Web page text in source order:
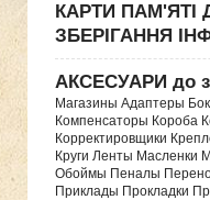
КАРТИ ПАМ'ЯТІ
ЗБЕРІГАННЯ
АКСЕСУАРИ до
Магазины Адаптеры
Компенсаторы Короба
Корректировщики
Круги Ленты Масленки
Обоймы Пеналы
Приклады Прокладки